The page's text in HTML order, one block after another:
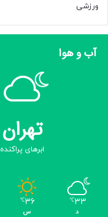
ورزشی
آب و هوا
تهران
ابرهای پراکنده
33
℃
د
36
℃
س